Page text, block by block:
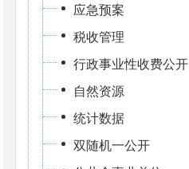
应急预案
税收管理
行政事业性收费公开
自然资源
统计数据
双随机一公开